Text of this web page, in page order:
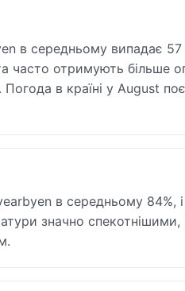
в середньому випадає
часто отримують більше
в країні у August
в середньому 84%, і
значно спекотнішими,